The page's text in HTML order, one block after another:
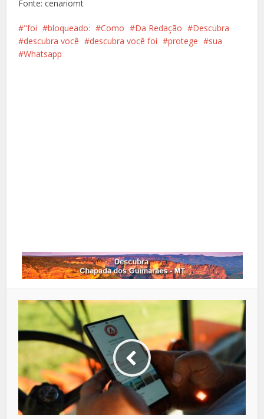
Fonte: cenariomt
"foi bloqueado: Como Da Redação
Descubra
descubra você
descubra você foi protege
sua
Whatsapp